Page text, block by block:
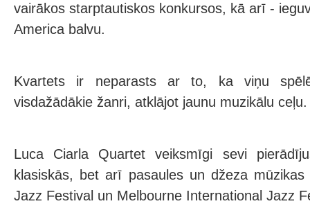
vairākos starptautiskos konkursos, kā arī -
America balvu.
Kvartets ir neparasts ar to, ka viņu
visdažādākie žanri, atklājot jaunu muzikālu ceļu.
Luca Ciarla Quartet veiksmīgi sevi
klasiskās, bet arī pasaules un džeza
Jazz Festival un Melbourne International Jazz